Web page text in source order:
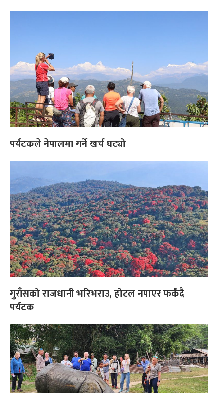
पर्यटकले नेपालमा गर्ने खर्च घट्यो
गुराँसको राजधानी भरिभराउ, होटल नपाएर फर्कंदै
पर्यटक